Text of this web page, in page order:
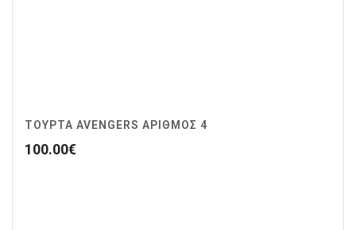
ΤΟΥΡΤΑ AVENGERS ΑΡΙΘΜΌΣ 4
100.00€